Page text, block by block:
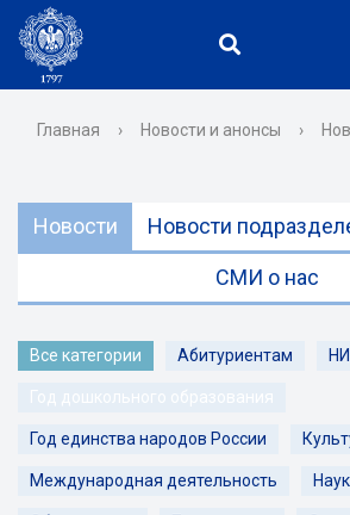
Главная › Новости и анонсы ›
Новости Новости
СМИ о нас
Все категории Абитуриентам
Год дошкольного образования
Год единства народов России
Международная деятельность